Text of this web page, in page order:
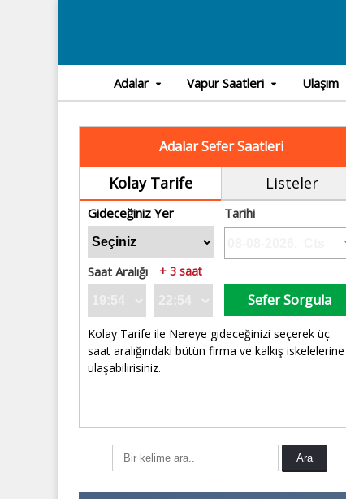
Adalar Vapur Saatleri Ulaşım
Adalar Sefer Saatleri
Kolay Tarife Listeler
Gideceğiniz Yer Tarihi
Saat Aralığı + 3 saat
Sefer Sorgula
Kolay Tarife ile Nereye gideceğinizi seçerek üç
saat aralığındaki bütün firma ve kalkış iskelelerine
ulaşabilirisiniz.